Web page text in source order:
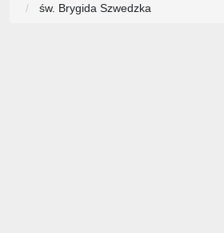
św. Brygida Szwedzka